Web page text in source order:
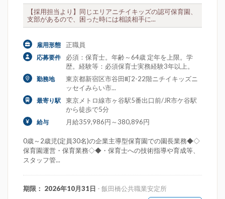
【採用担当より】同じエリアニチイキッズの認可保育園、
支部があるので、困った時には相談相手に...
雇用形態 正職員
応募要件
必須：保育士。年齢～64歳 定年を上限。学
歴。経験等：必須保育士実務経験3年以上。
勤務地
東京都新宿区市谷田町2-22階ニチイキッズニ
ッセイみらい市...
最寄り駅
東京メトロ線市ヶ谷駅5番出口前/JR市ケ谷駅
から徒歩で5分
給与 月給359,986円～380,896円
0歳～2歳児(定員30名)の企業主導型保育園での園長業務◆◇
保育園運営・保育業務◇◆・保育士への技術指導や育成等、
スタッフ管...
期限： 2026年10月31日 - 飯田橋公共職業安定所